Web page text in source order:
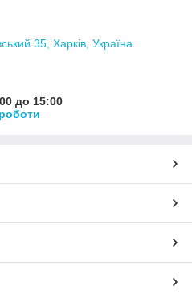
35, Харків, Україна
до 15:00